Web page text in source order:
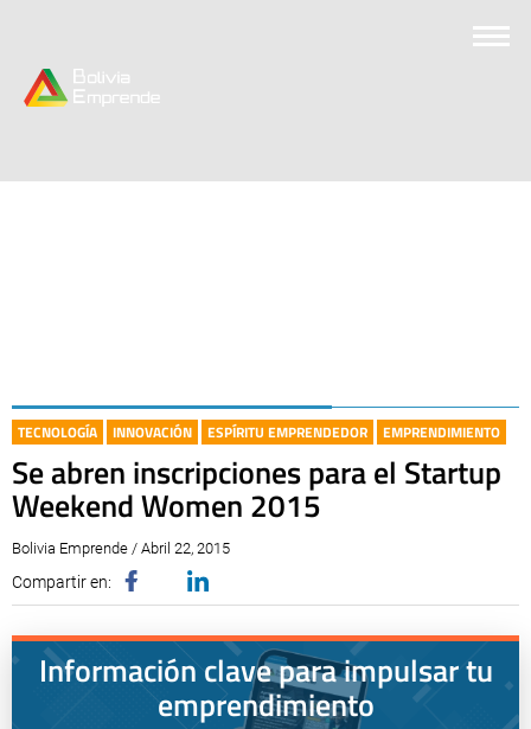
TECNOLOGÍA INNOVACIÓN ESPÍRITU EMPRENDEDOR EMPRENDIMIENTO
Se abren inscripciones para el Startup
Weekend Women 2015
Bolivia Emprende / Abril 22, 2015
Compartir en:
Información clave para impulsar tu
emprendimiento